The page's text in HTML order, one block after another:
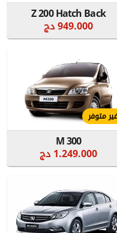
Z 200 Hatch Back
949.000 دج
غير متوفر
M 300
1.249.000 دج